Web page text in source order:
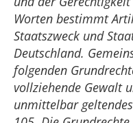
Worten bestimmt
Staatszweck und
Deutschland.
folgenden
vollziehende Gewalt
unmittelbar